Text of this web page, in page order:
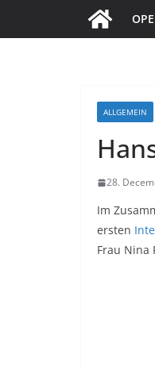
ALLGEMEIN
28.
Im
ersten
Frau Nina